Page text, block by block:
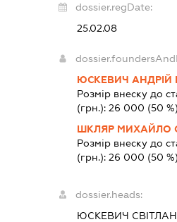
dossier.regDate:
25.02.08
ЮСКЕВИЧ АНДРІЙ
Розмір внеску до
(грн.): 26 000 (50 %)
ШКЛЯР МИХАЙЛО
Розмір внеску до
(грн.): 26 000 (50 %)
dossier.heads:
ЮСКЕВИЧ